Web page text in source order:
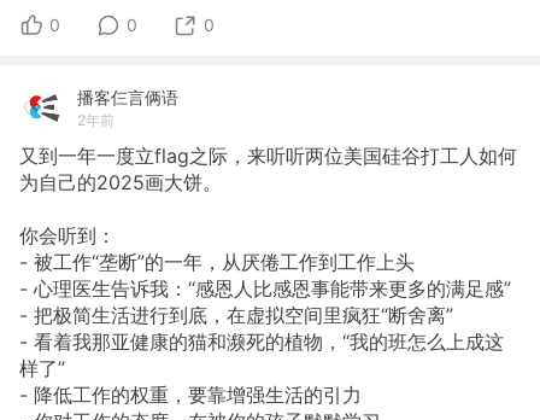
0 0 0
播客仨言俩语
2年前
又到一年一度立flag之际，来听听两位美国硅谷打工人如何
为自己的2025画大饼。
你会听到：
- 被工作“垄断”的一年，从厌倦工作到工作上头
- 心理医生告诉我：“感恩人比感恩事能带来更多的满足感”
- 把极简生活进行到底，在虚拟空间里疯狂“断舍离”
- 看着我那亚健康的猫和濒死的植物，“我的班怎么上成这
样了”
- 降低工作的权重，要靠增强生活的引力